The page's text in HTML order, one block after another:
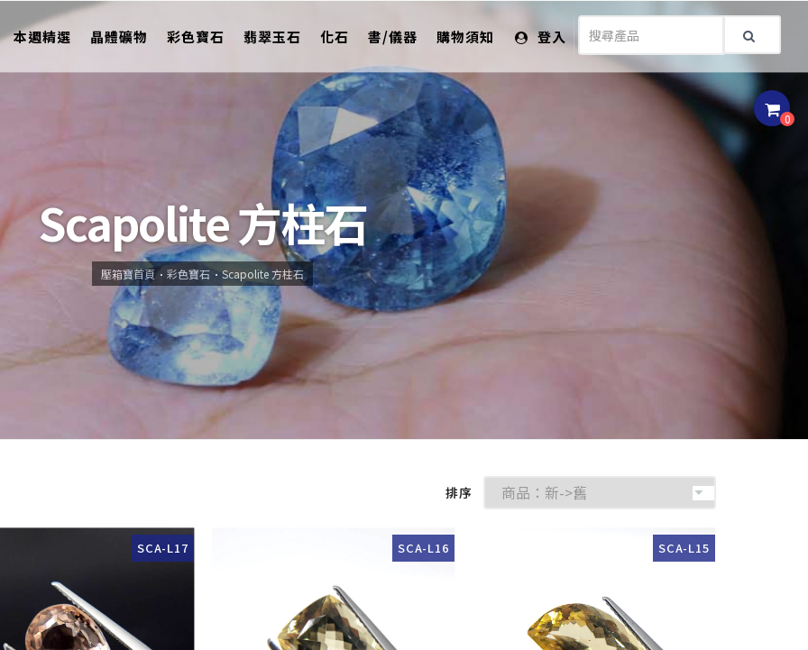
本週精選 晶體礦物 彩色寶石 翡翠玉石 化石 書/儀器 購物須知 登入
0
Scapolite 方柱石
壓箱寶首頁 彩色寶石 Scapolite 方柱石
排序
SCA-L17 SCA-L16 SCA-L15